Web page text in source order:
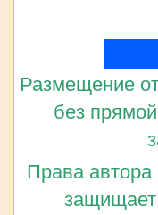
Размещение
без
Права